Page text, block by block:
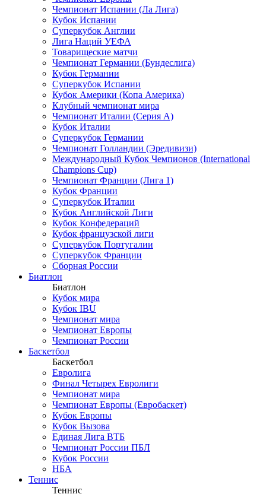
Чемпионат Испании (Ла Лига)
Кубок Испании
Суперкубок Англии
Лига Наций УЕФА
Товарищеские матчи
Чемпионат Германии (Бундеслига)
Кубок Германии
Суперкубок Испании
Кубок Америки (Копа Америка)
Клубный чемпионат мира
Чемпионат Италии (Серия А)
Кубок Италии
Суперкубок Германии
Чемпионат Голландии (Эредивизи)
Международный Кубок Чемпионов (International
Champions Cup)
Чемпионат Франции (Лига 1)
Кубок Франции
Суперкубок Италии
Кубок Английской Лиги
Кубок Конфедераций
Кубок французской лиги
Суперкубок Португалии
Суперкубок Франции
Сборная России
Биатлон
Биатлон
Кубок мира
Кубок IBU
Чемпионат мира
Чемпионат Европы
Чемпионат России
Баскетбол
Баскетбол
Евролига
Финал Четырех Евролиги
Чемпионат мира
Чемпионат Европы (Евробаскет)
Кубок Европы
Кубок Вызова
Единая Лига ВТБ
Чемпионат России ПБЛ
Кубок России
НБА
Теннис
Теннис